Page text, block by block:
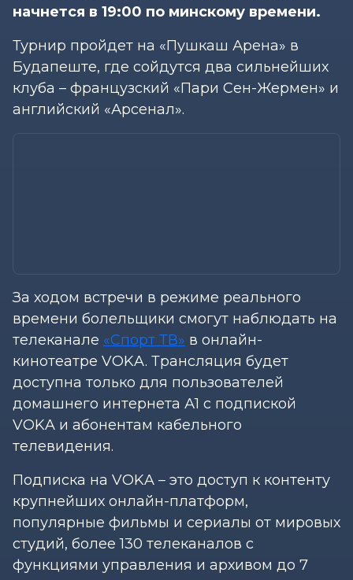
начнется в 19:00 по минскому времени.
Турнир пройдет на «Пушкаш Арена» в
Будапеште, где сойдутся два сильнейших
клуба – французский «Пари Сен-Жермен» и
английский «Арсенал».
За ходом встречи в режиме реального
времени болельщики смогут наблюдать на
телеканале «Спорт ТВ» в онлайн-
кинотеатре VOKA. Трансляция будет
доступна только для пользователей
домашнего интернета А1 с подпиской
VOKA и абонентам кабельного
телевидения.
Подписка на VOKA – это доступ к контенту
крупнейших онлайн-платформ,
популярные фильмы и сериалы от мировых
студий, более 130 телеканалов с
функциями управления и архивом до 7